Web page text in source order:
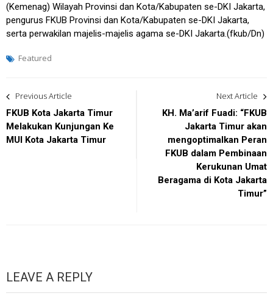
(Kemenag) Wilayah Provinsi dan Kota/Kabupaten se-DKI Jakarta,
pengurus FKUB Provinsi dan Kota/Kabupaten se-DKI Jakarta,
serta perwakilan majelis-majelis agama se-DKI Jakarta.(fkub/Dn)
Featured
Post
navigation
Previous Article
FKUB Kota Jakarta Timur
Melakukan Kunjungan Ke
MUI Kota Jakarta Timur
Next Article
KH. Ma’arif Fuadi: “FKUB
Jakarta Timur akan
mengoptimalkan Peran
FKUB dalam Pembinaan
Kerukunan Umat
Beragama di Kota Jakarta
Timur”
LEAVE A REPLY